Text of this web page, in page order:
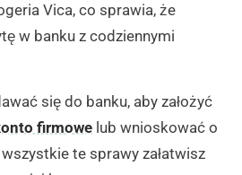
Vica, co sprawia, że
w banku z codziennymi
się do banku, aby założyć
firmowe lub wnioskować o
te sprawy załatwisz